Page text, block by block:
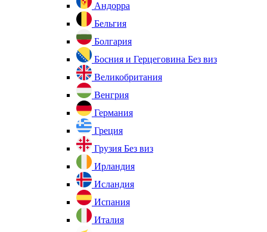
Андорра
Бельгия
Болгария
Босния и Герцеговина Без виз
Великобритания
Венгрия
Германия
Греция
Грузия Без виз
Ирландия
Исландия
Испания
Италия